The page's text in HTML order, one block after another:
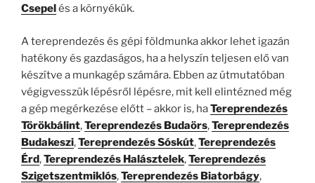
Csepel és a környékük.
A tereprendezés és gépi földmunka akkor lehet igazán
hatékony és gazdaságos, ha a helyszín teljesen elő van
készítve a munkagép számára. Ebben az útmutatóban
végigvesszük lépésről lépésre, mit kell elintézned még
a gép megérkezése előtt – akkor is, haTereprendezés
Törökbálint,Tereprendezés Budaörs,Tereprendezés
Budakeszi,Tereprendezés Sóskút,Tereprendezés
Érd,Tereprendezés Halásztelek,Tereprendezés
Szigetszentmiklós,Tereprendezés Biatorbágy,